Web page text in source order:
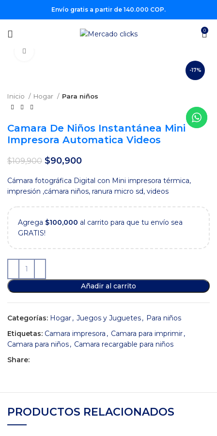
Envío gratis a partir de 140.000 COP.
0
-17%
Inicio Hogar Para niños
Camara De Niños Instantánea Mini
Impresora Automatica Videos
$109,900 El
original
era:
$90,900El
actual
es:
Cámara fotográfica Digital con Mini impresora térmica,
impresión ,cámara niños, ranura micro sd, videos
Agrega $100,000 al carrito para que tu envío sea
GRATIS!
Añadir al carrito
Categorías: Hogar, Juegos y Juguetes, Para niños
Etiquetas: Camara impresora , Camara para imprimir,
Camara para niños, Camara recargable para niños
Share:
PRODUCTOS RELACIONADOS